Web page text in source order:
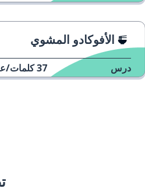
الأفوكادو المشوي
درس 37كلمات/